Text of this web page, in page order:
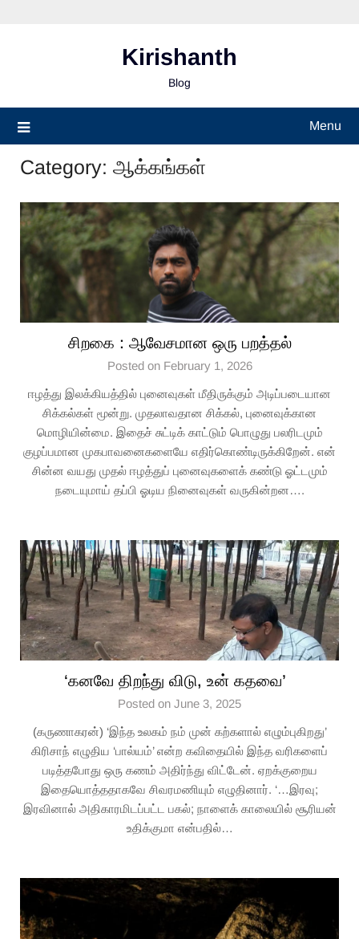
Kirishanth
Blog
Menu
Category: ஆக்கங்கள்
சிறகை : ஆவேசமான ஒரு பறத்தல்
Posted on February 1, 2026
ஈழத்து இலக்கியத்தில் புனைவுகள் மீதிருக்கும் அடிப்படையான
சிக்கல்கள் மூன்று. முதலாவதான சிக்கல், புனைவுக்கான
மொழியின்மை. இதைச் சுட்டிக் காட்டும் பொழுது பலரிடமும்
குழப்பமான முகபாவனைகளையே எதிர்கொண்டிருக்கிறேன். என்
சின்ன வயது முதல் ஈழத்துப் புனைவுகளைக் கண்டு ஓட்டமும்
நடையுமாய் தப்பி ஓடிய நினைவுகள் வருகின்றன….
‘கனவே திறந்து விடு, உன் கதவை’
Posted on June 3, 2025
(கருணாகரன்) ‘இந்த உலகம் நம் முன் கற்களால் எழும்புகிறது’
கிரிசாந் எழுதிய ‘பால்யம்’ என்ற கவிதையில் இந்த வரிகளைப்
படித்தபோது ஒரு கணம் அதிர்ந்து விட்டேன். ஏறக்குறைய
இதையொத்ததாகவே சிவரமணியும் எழுதினார். ‘…இரவு;
இரவினால் அதிகாரமிடப்பட்ட பகல்; நாளைக் காலையில் சூரியன்
உதிக்குமா என்பதில்…